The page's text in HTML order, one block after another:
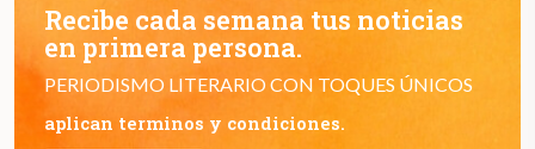
Recibe cada semana tus noticias
en primera persona.
PERIODISMO LITERARIO CON TOQUES ÚNICOS
aplican terminos y condiciones.